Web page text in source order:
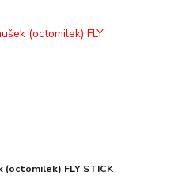
(octomilek) FLY STICK